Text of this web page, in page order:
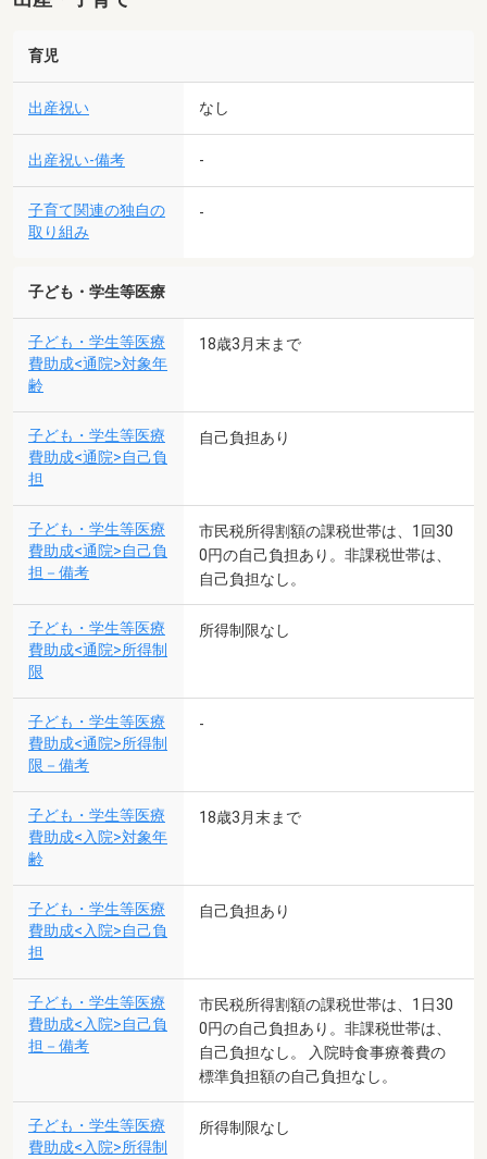
育児
出産祝い なし
出産祝い-備考 -
子育て関連の独自の
取り組み
-
子ども・学生等医療
子ども・学生等医療
費助成<通院>対象年
齢
18歳3月末まで
子ども・学生等医療
費助成<通院>自己負
担
自己負担あり
子ども・学生等医療
費助成<通院>自己負
担－備考
市民税所得割額の課税世帯は、1回30
0円の自己負担あり。非課税世帯は、
自己負担なし。
子ども・学生等医療
費助成<通院>所得制
限
所得制限なし
子ども・学生等医療
費助成<通院>所得制
限－備考
-
子ども・学生等医療
費助成<入院>対象年
齢
18歳3月末まで
子ども・学生等医療
費助成<入院>自己負
担
自己負担あり
子ども・学生等医療
費助成<入院>自己負
担－備考
市民税所得割額の課税世帯は、1日30
0円の自己負担あり。非課税世帯は、
自己負担なし。 入院時食事療養費の
標準負担額の自己負担なし。
子ども・学生等医療
費助成<入院>所得制
所得制限なし